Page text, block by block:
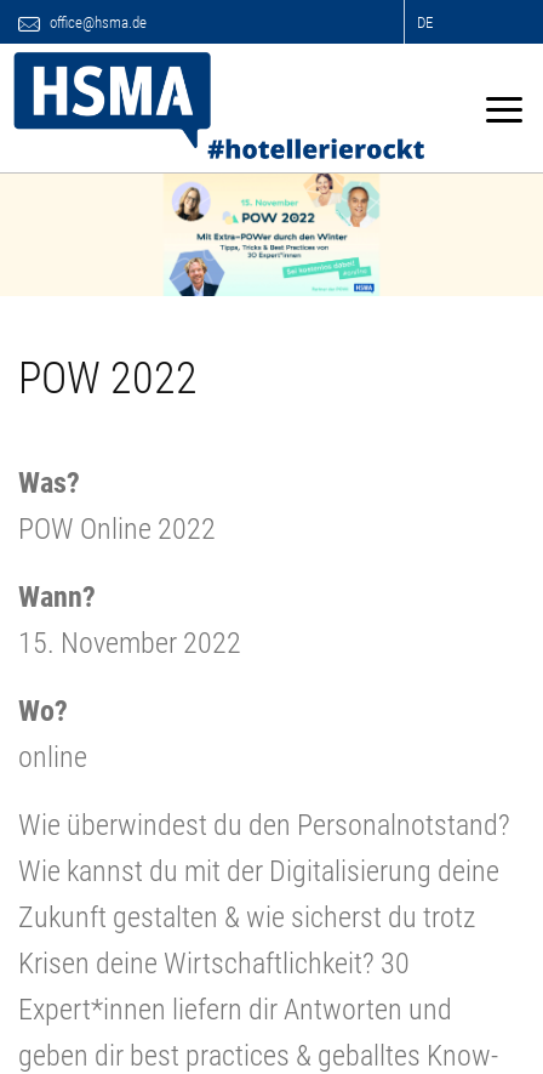
office@hsma.de DE
POW 2022
Was?
POW Online 2022
Wann?
15. November 2022
Wo?
online
Wie überwindest du den Personalnotstand?
Wie kannst du mit der Digitalisierung deine
Zukunft gestalten & wie sicherst du trotz
Krisen deine Wirtschaftlichkeit? 30
Expert*innen liefern dir Antworten und
geben dir best practices & geballtes Know-